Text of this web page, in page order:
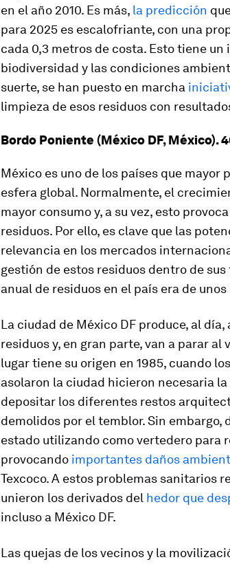
en el año 2010. Es más, la predicción
para 2025 es escalofriante, con una
cada 0,3 metros de costa. Esto tiene
biodiversidad y las condiciones
suerte, se han puesto en marcha
limpieza de esos residuos con
Bordo Poniente (México DF, México).
México es uno de los países que
esfera global. Normalmente, el
mayor consumo y, a su vez, esto
residuos. Por ello, es clave que las
relevancia en los mercados
gestión de estos residuos dentro de
anual de residuos en el país era de unos
La ciudad de México DF produce, al
residuos y, en gran parte, van a parar
lugar tiene su origen en 1985, cuando
asolaron la ciudad hicieron necesaria
depositar los diferentes restos
demolidos por el temblor. Sin embargo,
estado utilizando como vertedero para
provocando importantes daños
Texcoco. A estos problemas sanitarios
unieron los derivados del hedor que
incluso a México DF.
Las quejas de los vecinos y la